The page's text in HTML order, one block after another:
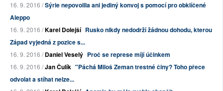
16. 9. 2016 /Sýrie nepovolila ani jediný konvoj s pomocí pro obklíčené
Aleppo
16. 9. 2016 /Karel Dolejší Rusko nikdy nedodrží žádnou dohodu, kterou
Západ vyjedná z pozice s...
16. 9. 2016 /Daniel Veselý Proč se represe míjí účinkem
16. 9. 2016 /Jan Čulík "Páchá Miloš Zeman trestné činy? Toho přece
odvolat a stíhat nelze...